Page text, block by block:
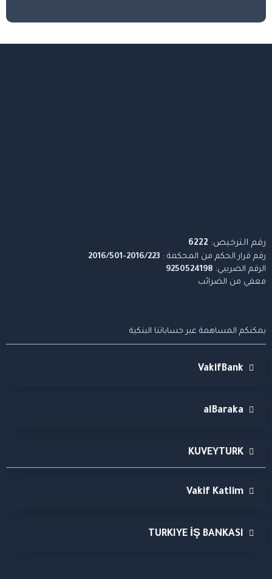
رقم الترخيص: 6222
رقم قرار الحكم من المحكمة : 2016/223-2016/501
الرقم الضريبي: 9250524198
معفي من الضرائب
يمكنكم المساهمة عبر حساباتنا البنكية
VakifBank
alBaraka
KUVEYTURK
Vakif Katlim
TURKIYE İŞ BANKASI